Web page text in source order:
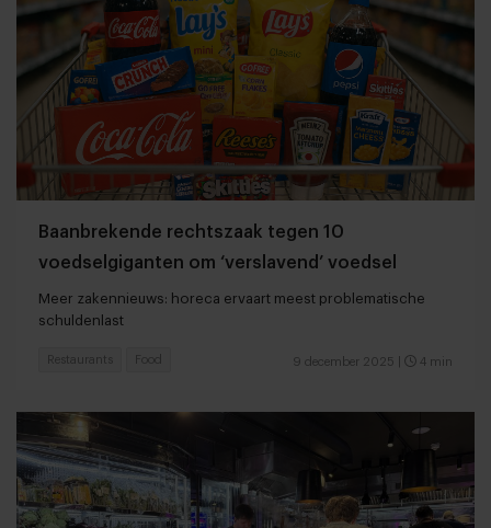
Baanbrekende rechtszaak tegen 10
voedselgiganten om ‘verslavend’ voedsel
Meer zakennieuws: horeca ervaart meest problematische
schuldenlast
9 december 2025 4 min
Restaurants Food